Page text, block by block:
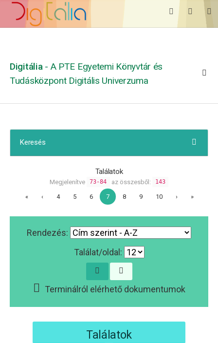
Digitália - A PTE Egyetemi Könyvtár és
Tudásközpont Digitális Univerzuma
Keresés
Találatok
Megjelenítve 73-84 az összesből: 143
« ‹ 4 5 6 7 8 9 10 › »
Rendezés:
Találat/oldal:
Terminálról elérhető dokumentumok
Találatok